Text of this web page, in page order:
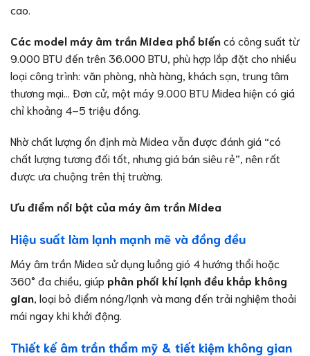
cao.
Các model máy âm trần Midea phổ biếncó công suất từ
9.000 BTU đến trên 36.000 BTU, phù hợp lắp đặt cho nhiều
loại công trình: văn phòng, nhà hàng, khách sạn, trung tâm
thương mại… Đơn cử, một máy 9.000 BTU Midea hiện có giá
chỉ khoảng 4–5 triệu đồng.
Nhờ chất lượng ổn định mà Midea vẫn được đánh giá “có
chất lượng tương đối tốt, nhưng giá bán siêu rẻ”, nên rất
được ưa chuộng trên thị trường.
Ưu điểm nổi bật của máy âm trần Midea
Hiệu suất làm lạnh mạnh mẽ và đồng đều
Máy âm trần Midea sử dụng luồng gió 4 hướng thổi hoặc
360° đa chiều, giúp phân phối khí lạnh đều khắp không
gian , loại bỏ điểm nóng/lạnh và mang đến trải nghiệm thoải
mái ngay khi khởi động.
Thiết kế âm trần thẩm mỹ & tiết kiệm không gian